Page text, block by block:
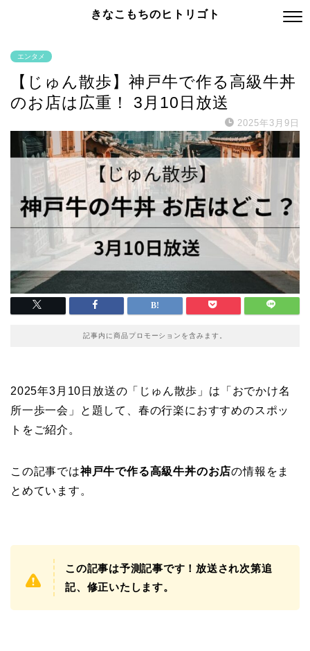
きなこもちのヒトリゴト
エンタメ
【じゅん散歩】神戸牛で作る高級牛丼
のお店は広重！ 3月10日放送
2025年3月9日
記事内に商品プロモーションを含みます。
2025年3月10日放送の「じゅん散歩」は「おでかけ名
所一歩一会」と題して、春の行楽におすすめのスポッ
トをご紹介。
この記事では神戸牛で作る高級牛丼のお店の情報をま
とめています。
この記事は予測記事です！放送され次第追
記、修正いたします。